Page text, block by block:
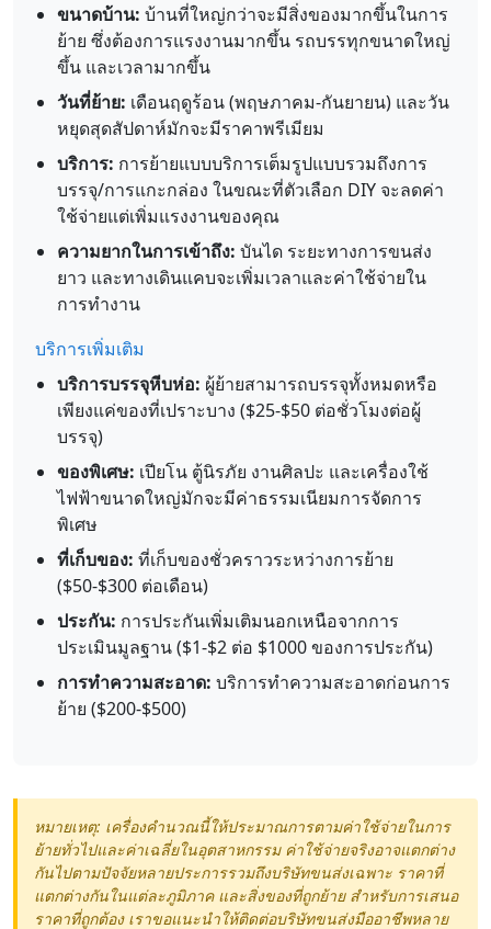
ขนาดบ้าน: บ้านที่ใหญ่กว่าจะมีสิ่งของมากขึ้นในการ
ย้าย ซึ่งต้องการแรงงานมากขึ้น รถบรรทุกขนาดใหญ่
ขึ้น และเวลามากขึ้น
วันที่ย้าย: เดือนฤดูร้อน (พฤษภาคม-กันยายน) และวัน
หยุดสุดสัปดาห์มักจะมีราคาพรีเมียม
บริการ: การย้ายแบบบริการเต็มรูปแบบรวมถึงการ
บรรจุ/การแกะกล่อง ในขณะที่ตัวเลือก DIY จะลดค่า
ใช้จ่ายแต่เพิ่มแรงงานของคุณ
ความยากในการเข้าถึง: บันได ระยะทางการขนส่ง
ยาว และทางเดินแคบจะเพิ่มเวลาและค่าใช้จ่ายใน
การทำงาน
บริการเพิ่มเติม
บริการบรรจุหีบห่อ: ผู้ย้ายสามารถบรรจุทั้งหมดหรือ
เพียงแค่ของที่เปราะบาง ($25-$50 ต่อชั่วโมงต่อผู้
บรรจุ)
ของพิเศษ: เปียโน ตู้นิรภัย งานศิลปะ และเครื่องใช้
ไฟฟ้าขนาดใหญ่มักจะมีค่าธรรมเนียมการจัดการ
พิเศษ
ที่เก็บของ: ที่เก็บของชั่วคราวระหว่างการย้าย
($50-$300 ต่อเดือน)
ประกัน: การประกันเพิ่มเติมนอกเหนือจากการ
ประเมินมูลฐาน ($1-$2 ต่อ $1000 ของการประกัน)
การทำความสะอาด: บริการทำความสะอาดก่อนการ
ย้าย ($200-$500)
หมายเหตุ: เครื่องคำนวณนี้ให้ประมาณการตามค่าใช้จ่ายในการ
ย้ายทั่วไปและค่าเฉลี่ยในอุตสาหกรรม ค่าใช้จ่ายจริงอาจแตกต่าง
กันไปตามปัจจัยหลายประการรวมถึงบริษัทขนส่งเฉพาะ ราคาที่
แตกต่างกันในแต่ละภูมิภาค และสิ่งของที่ถูกย้าย สำหรับการเสนอ
ราคาที่ถูกต้อง เราขอแนะนำให้ติดต่อบริษัทขนส่งมืออาชีพหลาย